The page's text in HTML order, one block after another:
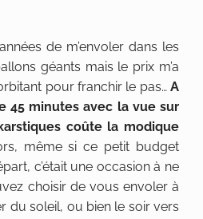
de m’envoler dans les
géants mais le prix m’a
pour franchir le pas…A
45 minutes avec la vue sur
coûte la modique
même si ce petit budget
c’était une occasion à ne
choisir de vous envoler à
du soleil, ou bien le soir vers